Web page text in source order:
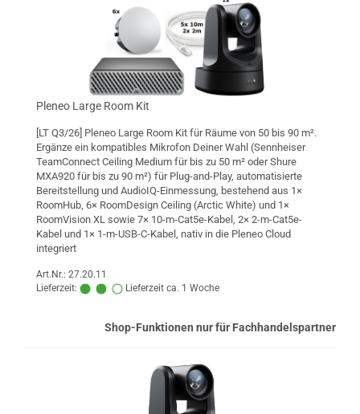
Pleneo Large Room Kit
[LT Q3/26] Pleneo Large Room Kit für Räume von 50 bis 90 m².
Ergänze ein kompatibles Mikrofon Deiner Wahl (Sennheiser
TeamConnect Ceiling Medium für bis zu 50 m² oder Shure
MXA920 für bis zu 90 m²) für Plug-and-Play, automatisierte
Bereitstellung und AudioIQ-Einmessung, bestehend aus 1×
RoomHub, 6× RoomDesign Ceiling (Arctic White) und 1×
RoomVision XL sowie 7× 10-m-Cat5e-Kabel, 2× 2-m-Cat5e-
Kabel und 1× 1-m-USB-C-Kabel, nativ in die Pleneo Cloud
integriert
Art.Nr.: 27.20.11
Lieferzeit:
Lieferzeit ca. 1 Woche
Shop-Funktionen nur für Fachhandelspartner